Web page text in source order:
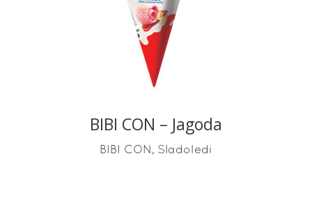
READ MORE
BIBI CON – Jagoda
BIBI CON, Sladoledi